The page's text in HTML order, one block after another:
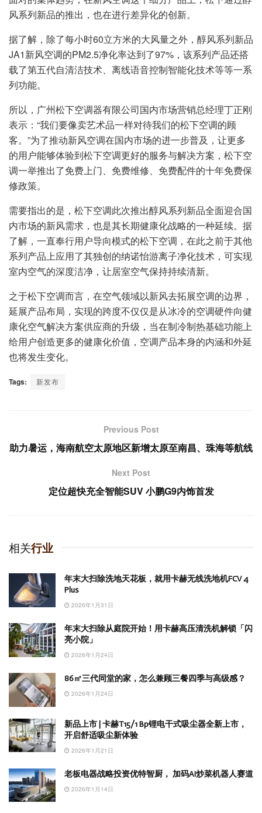
风系列新品的推出，也在进行差异化的创新。
据了解，除了每小时60立方米的大风量之外，醇风系列新品
JA1新风空调的PM2.5净化率达到了97%，该系列产品还搭
载了第五代自清洁技术、离线语音控制智能化技术等等一系
列功能。
所以，广州松下空调器有限公司国内市场营销总经理丁正刚
表示：“我们要像卖艺术品一样对待我们的松下空调的顾
客。”为了推动新风空调在国内市场的进一步普及，让更多
的用户能够体验到松下空调更好的服务与解决方案，松下空
调一举推出了免费上门、免费维修、免费配件的十年免费保
修政策。
需要指出的是，松下空调此次推出醇风系列新品全面迎合国
内市场的新风需求，也是其长期健康化战略的一种延续。据
了解，一直奉行用户导向模式的松下空调，在此之前于其他
系列产品上应用了其独创的纳诺怡游离子净化技术，可实现
室内空气的深度洁净，让居室空气保持持续清新。
之于松下空调而言，在空气领域以新风去拓展空调的边界，
延展产品布局，实现的跨度不仅仅是从冰冷的空调硬件向健
康化空气解决方案供应商的升级，当在制冷制热基础功能上
给用户创造更多的健康化价值，空调产品本身的内涵和外延
也将发生变化。
Tags: 新发布
Previous Post
助力暑运，海南航空太原地区新增太原至南昌、珠海等航线
Next Post
定位超快充全智能SUV 小鹏G9内饰首发
相关行业
年末大扫除洗地天花板，就用卡赫无线洗地机FCV 4
Plus
2026年1月31日
年末大扫除从庭院开始！用卡赫高压清洗机解锁「闪
亮小院」
2026年1月24日
86㎡三代同堂的家，怎么兼顾三餐四季与高级感？
2026年1月24日
新品上市 | 卡赫T15/1 Bp锂电干式吸尘器全新上市，
开启舒适吸尘新体验
2026年1月21日
老板电器战略投资优特智厨， 加码AI炒菜机器人赛道
2026年1月14日